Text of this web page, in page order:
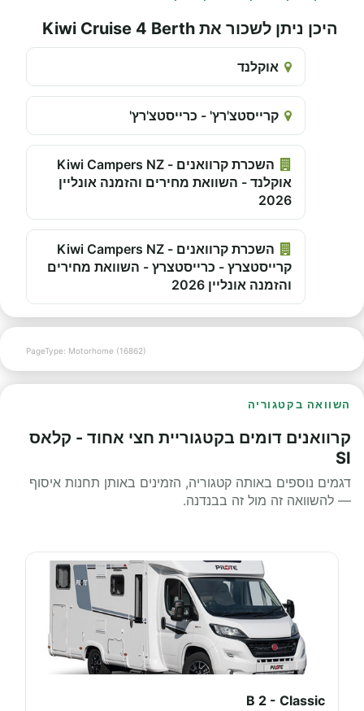
היכן ניתן לשכור את Kiwi Cruise 4 Berth
אוקלנד
קרייסטצ'רץ' - כרייסטצ'רץ'
השכרת קרוואנים - Kiwi Campers NZ
אוקלנד - השוואת מחירים והזמנה אונליין
2026
השכרת קרוואנים - Kiwi Campers NZ
קרייסטצרץ - כרייסטצרץ - השוואת מחירים
והזמנה אונליין 2026
PageType: Motorhome (16862)
השוואה בקטגוריה
קרוואנים דומים בקטגוריית חצי אחוד - קלאס
SI
דגמים נוספים באותה קטגוריה, הזמינים באותן תחנות איסוף
— להשוואה זה מול זה בבנדנה.
B 2 - Classic